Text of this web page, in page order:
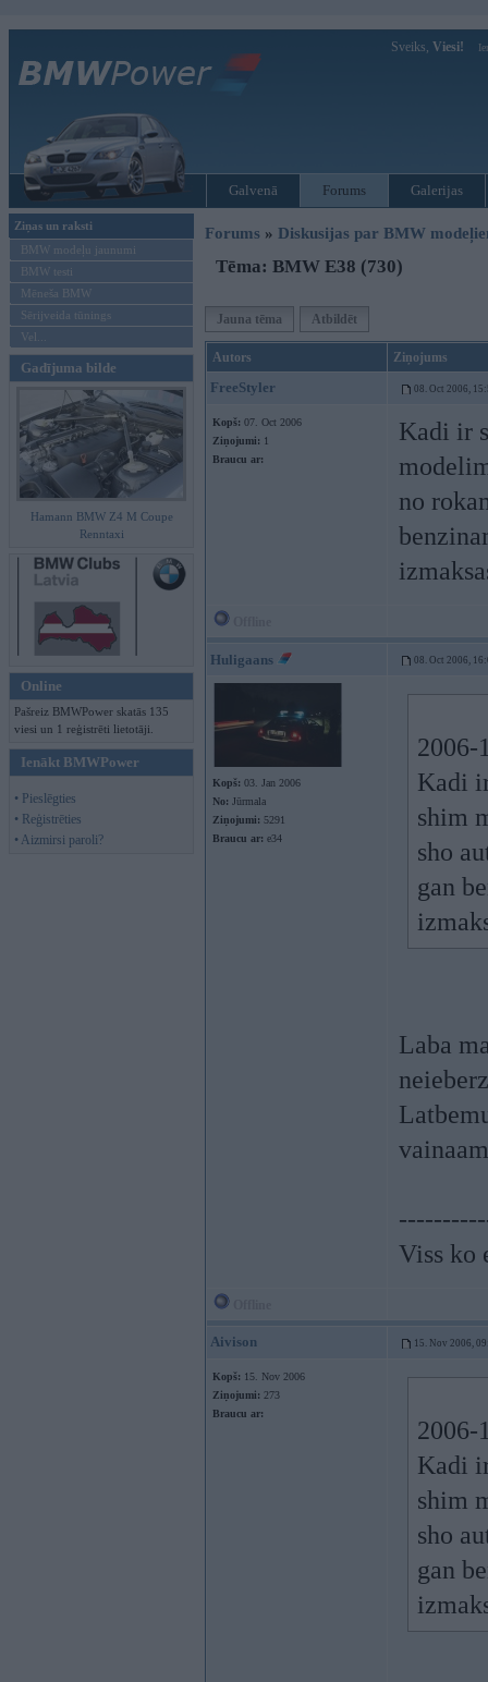
Sveiks, Viesi!
Galvenā Forums Galerijas
Ziņas un raksti
BMW modeļu jaunumi
BMW testi
Mēneša BMW
Sērijveida tūnings
Vel...
Gadījuma bilde
Hamann BMW Z4 M Coupe
Renntaxi
Online
Pašreiz BMWPower skatās 135
viesi un 1 reģistrēti lietotāji.
Ienākt BMWPower
• Pieslēgties
• Reģistrēties
• Aizmirsi paroli?
Forums » Diskusijas par BMW
Tēma: BMW E38 (730)
Jauna tēma Atbildēt
Autors Ziņojums
FreeStyler 08. Oct 2006,
Kopš: 07. Oct 2006
Ziņojumi: 1
Braucu ar:
Kadi ir
no
Huligaans 08. Oct 2006,
Kopš: 03. Jan 2006
No: Jūrmala
Ziņojumi: 5291
Braucu ar: e34
2006-
Kadi
shim
sho
gan
Laba
Viss ko
Aivison 15. Nov 2006,
Kopš: 15. Nov 2006
Ziņojumi: 273
Braucu ar:
2006-
Kadi
shim
sho
gan